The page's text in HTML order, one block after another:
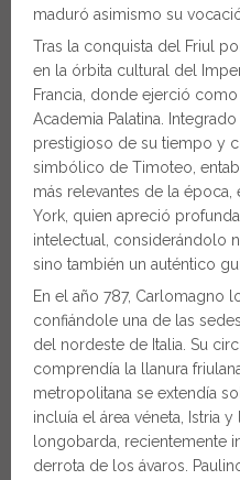
maduró asimismo su
Tras la conquista del Friul
en la órbita cultural del
Francia, donde ejerció
Academia Palatina.
prestigioso de su tiempo y
simbólico de Timoteo,
más relevantes de la
York, quien apreció
intelectual, considerándolo
sino también un auténtico
En el año 787, Carlomagno
confiándole una de las
del nordeste de Italia. Su
comprendía la llanura
metropolitana se extendía
incluía el área véneta, Istria
longobarda, recientemente
derrota de los ávaros.